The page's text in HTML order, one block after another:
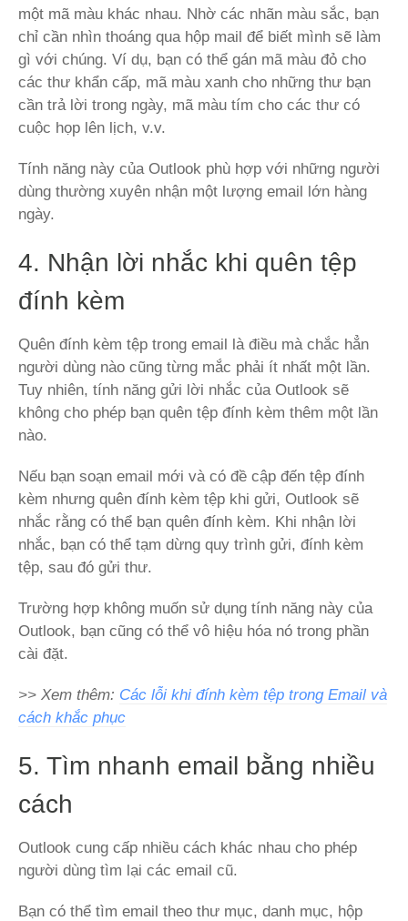
một mã màu khác nhau. Nhờ các nhãn màu sắc, bạn
chỉ cần nhìn thoáng qua hộp mail để biết mình sẽ làm
gì với chúng. Ví dụ, bạn có thể gán mã màu đỏ cho
các thư khẩn cấp, mã màu xanh cho những thư bạn
cần trả lời trong ngày, mã màu tím cho các thư có
cuộc họp lên lịch, v.v.
Tính năng này của Outlook phù hợp với những người
dùng thường xuyên nhận một lượng email lớn hàng
ngày.
4. Nhận lời nhắc khi quên tệp
đính kèm
Quên đính kèm tệp trong email là điều mà chắc hẳn
người dùng nào cũng từng mắc phải ít nhất một lần.
Tuy nhiên, tính năng gửi lời nhắc của Outlook sẽ
không cho phép bạn quên tệp đính kèm thêm một lần
nào.
Nếu bạn soạn email mới và có đề cập đến tệp đính
kèm nhưng quên đính kèm tệp khi gửi, Outlook sẽ
nhắc rằng có thể bạn quên đính kèm. Khi nhận lời
nhắc, bạn có thể tạm dừng quy trình gửi, đính kèm
tệp, sau đó gửi thư.
Trường hợp không muốn sử dụng tính năng này của
Outlook, bạn cũng có thể vô hiệu hóa nó trong phần
cài đặt.
>> Xem thêm: Các lỗi khi đính kèm tệp trong Email và
cách khắc phục
5. Tìm nhanh email bằng nhiều
cách
Outlook cung cấp nhiều cách khác nhau cho phép
người dùng tìm lại các email cũ.
Bạn có thể tìm email theo thư mục, danh mục, hộp